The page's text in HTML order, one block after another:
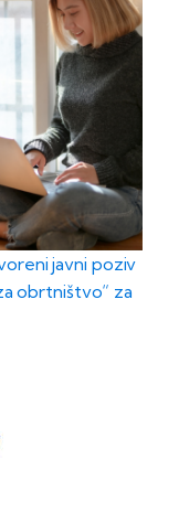
javni poziv
obrtništvo“ za